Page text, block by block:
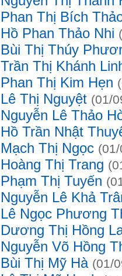
Phan Thị Bích
Hồ Phan Thảo Nhi
Bùi Thị Thúy
Trần Thị Khánh
Phan Thị Kim Hẹn
Lê Thị Nguyệt (01/
Nguyễn Lê Thảo
Hồ Trần Nhật
Mạch Thị Ngọc
Hoàng Thị Trang
Phạm Thị Tuyến
Nguyễn Lê Khả
Lê Ngọc Phương
Dương Thị Hồng
Nguyễn Võ Hồng
Bùi Thị Mỹ Hà (01/